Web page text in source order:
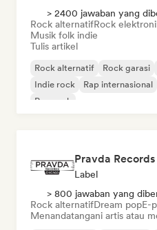
> 2400 jawaban yang
Rock alternatifRock
Musik folk indie
Tulis artikel
Rock alternatif Rock garasi
Indie rock
Rap internasional
Pop rock
Pravda Records
Label
> 800 jawaban yang
Rock alternatifDream popE-
Menandatangani artis atau